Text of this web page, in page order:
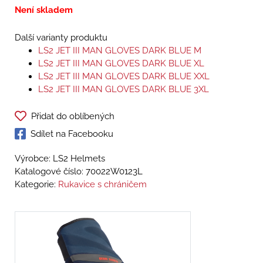
Není skladem
Další varianty produktu
LS2 JET III MAN GLOVES DARK BLUE M
LS2 JET III MAN GLOVES DARK BLUE XL
LS2 JET III MAN GLOVES DARK BLUE XXL
LS2 JET III MAN GLOVES DARK BLUE 3XL
Přidat do oblíbených
Sdílet na Facebooku
Výrobce: LS2 Helmets
Katalogové číslo: 70022W0123L
Kategorie: Rukavice s chráničem